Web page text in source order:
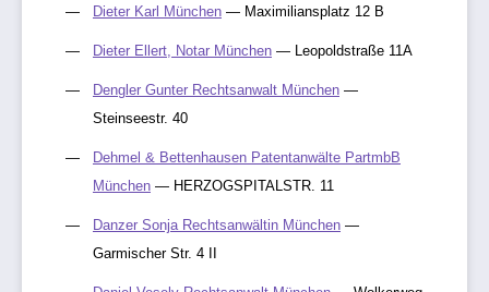
Dieter Karl München — Maximiliansplatz 12 B
Dieter Ellert, Notar München — Leopoldstraße 11A
Dengler Gunter Rechtsanwalt München —
Steinseestr. 40
Dehmel & Bettenhausen Patentanwälte PartmbB
München — HERZOGSPITALSTR. 11
Danzer Sonja Rechtsanwältin München —
Garmischer Str. 4 II